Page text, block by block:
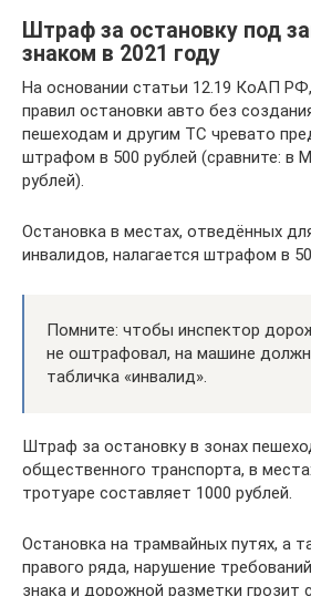
Штраф за остановку под
знаком в 2021 году
На основании статьи 12.19 КоАП
правил остановки авто без
пешеходам и другим ТС чревато
штрафом в 500 рублей (сравните: в
рублей).
Остановка в местах, отведённых
инвалидов, налагается штрафом в
Помните: чтобы инспектор
не оштрафовал, на машине
табличка «инвалид».
Штраф за остановку в зонах
общественного транспорта, в
тротуаре составляет 1000 рублей.
Остановка на трамвайных путях, а
правого ряда, нарушение
знака и дорожной разметки грозит